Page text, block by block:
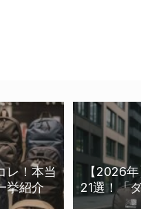
レ！本当
挙紹介
【2026
21選！「